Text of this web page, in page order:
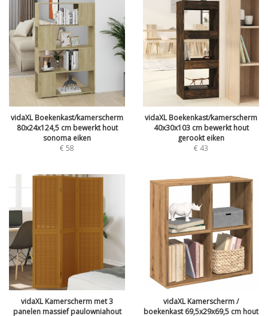
vidaXL Boekenkast/kamerscherm
80x24x124,5 cm bewerkt hout
sonoma eiken
€58
vidaXL Boekenkast/kamerscherm
40x30x103 cm bewerkt hout
gerookt eiken
€43
vidaXL Kamerscherm met 3
panelen massief paulowniahout
vidaXL Kamerscherm /
boekenkast 69,5x29x69,5 cm hout